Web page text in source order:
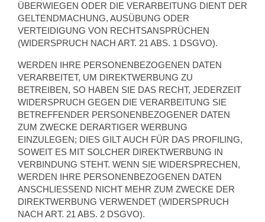
ÜBERWIEGEN ODER DIE VERARBEITUNG DIENT DER
GELTENDMACHUNG, AUSÜBUNG ODER
VERTEIDIGUNG VON RECHTSANSPRÜCHEN
(WIDERSPRUCH NACH ART. 21 ABS. 1 DSGVO).
WERDEN IHRE PERSONENBEZOGENEN DATEN
VERARBEITET, UM DIREKTWERBUNG ZU
BETREIBEN, SO HABEN SIE DAS RECHT, JEDERZEIT
WIDERSPRUCH GEGEN DIE VERARBEITUNG SIE
BETREFFENDER PERSONENBEZOGENER DATEN
ZUM ZWECKE DERARTIGER WERBUNG
EINZULEGEN; DIES GILT AUCH FÜR DAS PROFILING,
SOWEIT ES MIT SOLCHER DIREKTWERBUNG IN
VERBINDUNG STEHT. WENN SIE WIDERSPRECHEN,
WERDEN IHRE PERSONENBEZOGENEN DATEN
ANSCHLIESSEND NICHT MEHR ZUM ZWECKE DER
DIREKTWERBUNG VERWENDET (WIDERSPRUCH
NACH ART. 21 ABS. 2 DSGVO).